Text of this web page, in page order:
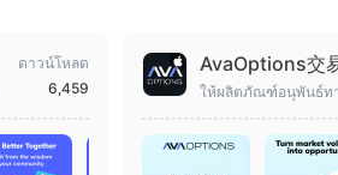
ดาวน์โหลด
6,459
AvaOptions交
ให้ผลิตภัณฑ์อนุพันธ์ทา
นีหุ้น